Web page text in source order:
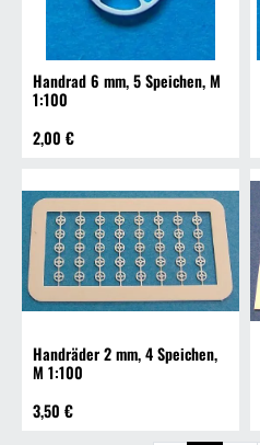
Handrad 6 mm, 5 Speichen, M
1:100
2,00 €
Handräder 2 mm, 4 Speichen,
M 1:100
3,50 €